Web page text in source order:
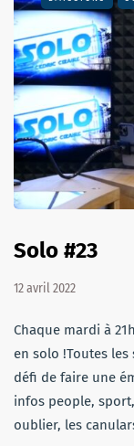
Solo #23
12 avril 2022
Chaque mardi à
en solo !Toutes les
défi de faire une
infos people,
oublier, les